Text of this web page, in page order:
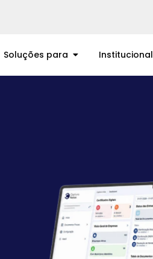
Soluções para Institucional